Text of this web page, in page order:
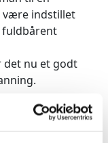
være indstillet
fuldbårent
det nu et godt